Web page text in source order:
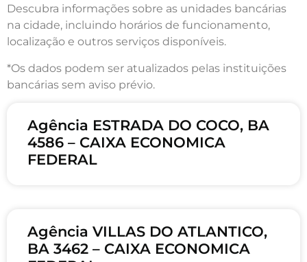
Descubra informações sobre as unidades bancárias
na cidade, incluindo horários de funcionamento,
localização e outros serviços disponíveis.
*Os dados podem ser atualizados pelas instituições
bancárias sem aviso prévio.
Agência ESTRADA DO COCO, BA
4586 – CAIXA ECONOMICA
FEDERAL
Agência VILLAS DO ATLANTICO,
BA 3462 – CAIXA ECONOMICA